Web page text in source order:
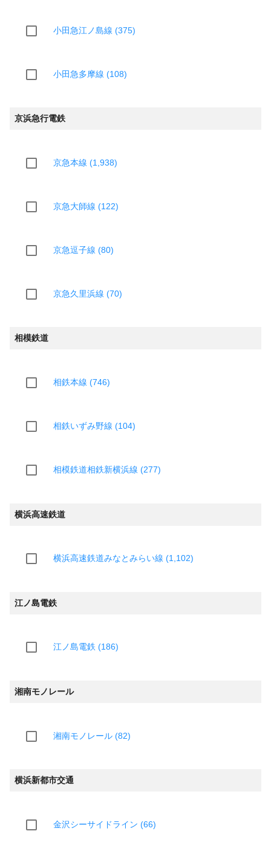
小田急江ノ島線 (375)
小田急多摩線 (108)
京浜急行電鉄
京急本線 (1,938)
京急大師線 (122)
京急逗子線 (80)
京急久里浜線 (70)
相模鉄道
相鉄本線 (746)
相鉄いずみ野線 (104)
相模鉄道相鉄新横浜線 (277)
横浜高速鉄道
横浜高速鉄道みなとみらい線 (1,102)
江ノ島電鉄
江ノ島電鉄 (186)
湘南モノレール
湘南モノレール (82)
横浜新都市交通
金沢シーサイドライン (66)